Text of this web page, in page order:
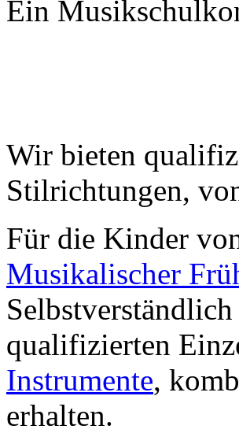
Ein
Wir bieten
Stilrichtungen,
Für die Kinder
Musikalischer
qualifizierten
Instrumente,
erhalten.